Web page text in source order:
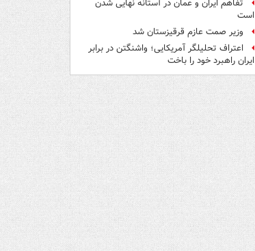
تفاهم ایران و عمان در آستانه نهایی شدن
است
وزیر صمت عازم قرقیزستان شد
اعتراف تحلیلگر آمریکایی؛ واشنگتن در برابر
ایران راهبرد خود را باخت